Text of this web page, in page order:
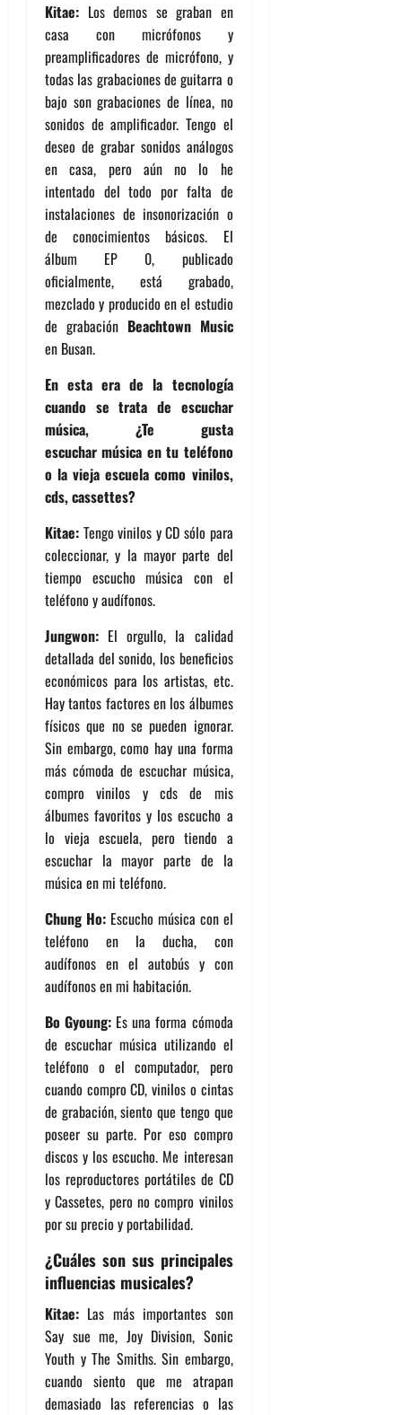
Kitae: Los demos se graban en
casa con micrófonos y
preamplificadores de micrófono, y
todas las grabaciones de guitarra o
bajo son grabaciones de línea, no
sonidos de amplificador. Tengo el
deseo de grabar sonidos análogos
en casa, pero aún no lo he
intentado del todo por falta de
instalaciones de insonorización o
de conocimientos básicos. El
álbum EP 0, publicado
oficialmente, está grabado,
mezclado y producido en el estudio
de grabación Beachtown Music
en Busan.
En esta era de la tecnología
cuando se trata de escuchar
música, ¿Te gusta
escuchar música en tu teléfono
o la vieja escuela como vinilos,
cds, cassettes?
Kitae: Tengo vinilos y CD sólo para
coleccionar, y la mayor parte del
tiempo escucho música con el
teléfono y audífonos.
Jungwon: El orgullo, la calidad
detallada del sonido, los beneficios
económicos para los artistas, etc.
Hay tantos factores en los álbumes
físicos que no se pueden ignorar.
Sin embargo, como hay una forma
más cómoda de escuchar música,
compro vinilos y cds de mis
álbumes favoritos y los escucho a
lo vieja escuela, pero tiendo a
escuchar la mayor parte de la
música en mi teléfono.
Chung Ho:Escucho música con el
teléfono en la ducha, con
audífonos en el autobús y con
audífonos en mi habitación.
Bo Gyoung: Es una forma cómoda
de escuchar música utilizando el
teléfono o el computador, pero
cuando compro CD, vinilos o cintas
de grabación, siento que tengo que
poseer su parte. Por eso compro
discos y los escucho. Me interesan
los reproductores portátiles de CD
y Cassetes, pero no compro vinilos
por su precio y portabilidad.
¿Cuáles son sus principales
influencias musicales?
Kitae: Las más importantes son
Say sue me, Joy Division, Sonic
Youth y The Smiths. Sin embargo,
cuando siento que me atrapan
demasiado las referencias o las